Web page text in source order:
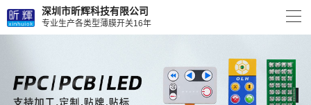
深圳市昕辉科技有限公司
专业生产各类型薄膜开关16年